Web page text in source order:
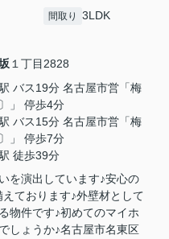
間取り 3LDK
１丁目2828
バス19分 名古屋市営「梅
」 停歩4分
駅 バス15分 名古屋市営「梅
」 停歩7分
徒歩39分
を演出しています♪安心の
ております♪外壁材として
物件です♪初めてのマイホ
しょうか♪名古屋市名東区